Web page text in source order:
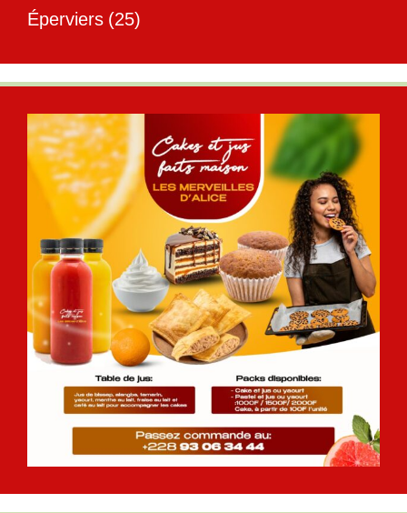
Éperviers (25)